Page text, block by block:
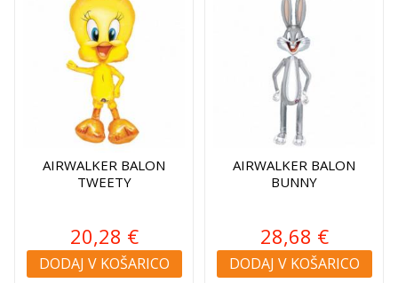
AIRWALKER BALON
TWEETY
20,28 €
DODAJ V KOŠARICO
AIRWALKER BALON
BUNNY
28,68 €
DODAJ V KOŠARICO